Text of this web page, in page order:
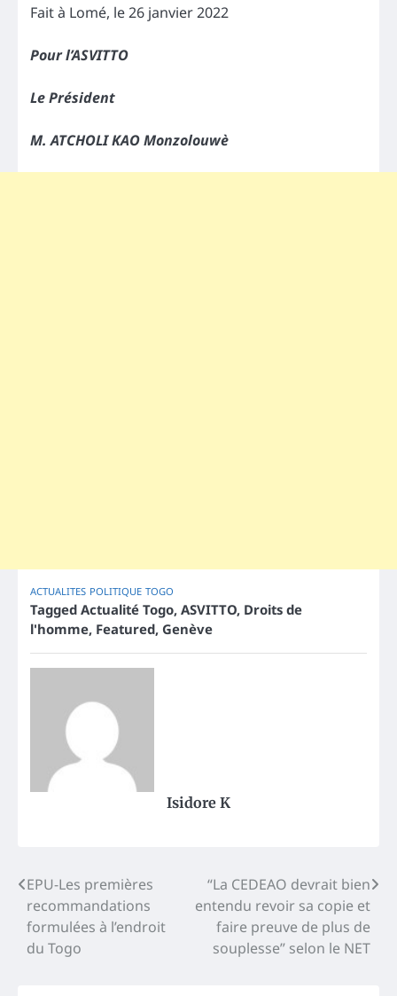
Fait à Lomé, le 26 janvier 2022
Pour l’ASVITTO
Le Président
M. ATCHOLI KAO Monzolouwè
ACTUALITES POLITIQUE TOGO
Tagged Actualité Togo, ASVITTO, Droits de
l'homme, Featured, Genève
Isidore K
Post
navigation
EPU-Les premières
recommandations
formulées à l’endroit
du Togo
“La CEDEAO devrait bien
entendu revoir sa copie et
faire preuve de plus de
souplesse” selon le NET